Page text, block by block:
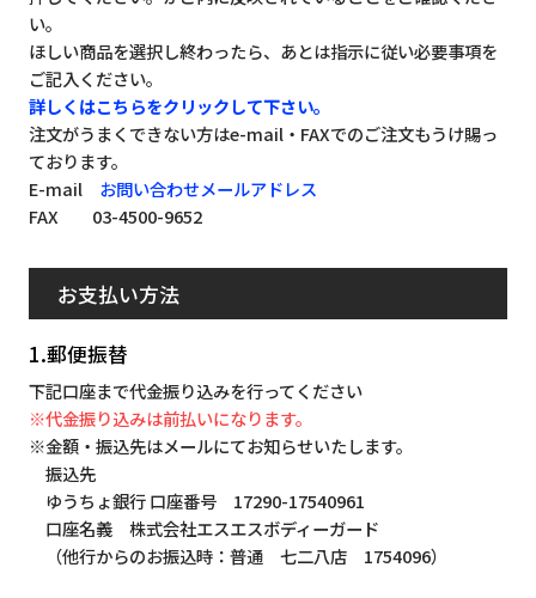
い。
ほしい商品を選択し終わったら、あとは指示に従い必要事項を
ご記入ください。
詳しくはこちらをクリックして下さい。
注文がうまくできない方はe-mail・FAXでのご注文もうけ賜っ
ております。
E-mail お問い合わせメールアドレス
FAX 03-4500-9652
お支払い方法
1.郵便振替
下記口座まで代金振り込みを行ってください
※代金振り込みは前払いになります。
※金額・振込先はメールにてお知らせいたします。
振込先
ゆうちょ銀行 口座番号 17290-17540961
口座名義 株式会社エスエスボディーガード
（他行からのお振込時：普通 七二八店 1754096）